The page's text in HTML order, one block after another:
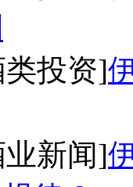
投资]
新闻]